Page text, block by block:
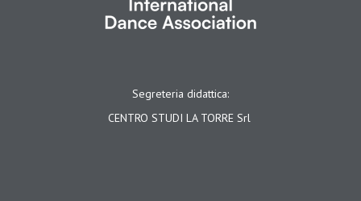
Segreteria didattica:
CENTRO STUDI LA TORRE Srl